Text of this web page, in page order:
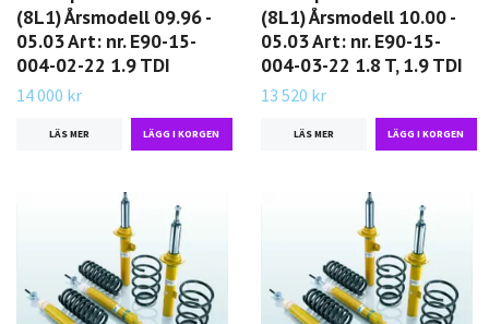
(8L1) Årsmodell 09.96 -
05.03 Art: nr. E90-15-
004-02-22 1.9 TDI
14 000 kr
LÄS MER
(8L1) Årsmodell 10.00 -
05.03 Art: nr. E90-15-
004-03-22 1.8 T, 1.9 TDI
13 520 kr
LÄS MER